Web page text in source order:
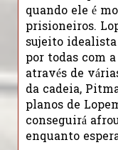
quando ele é
prisioneiros.
sujeito
por todas com
através de
da cadeia,
planos de
conseguirá
enquanto